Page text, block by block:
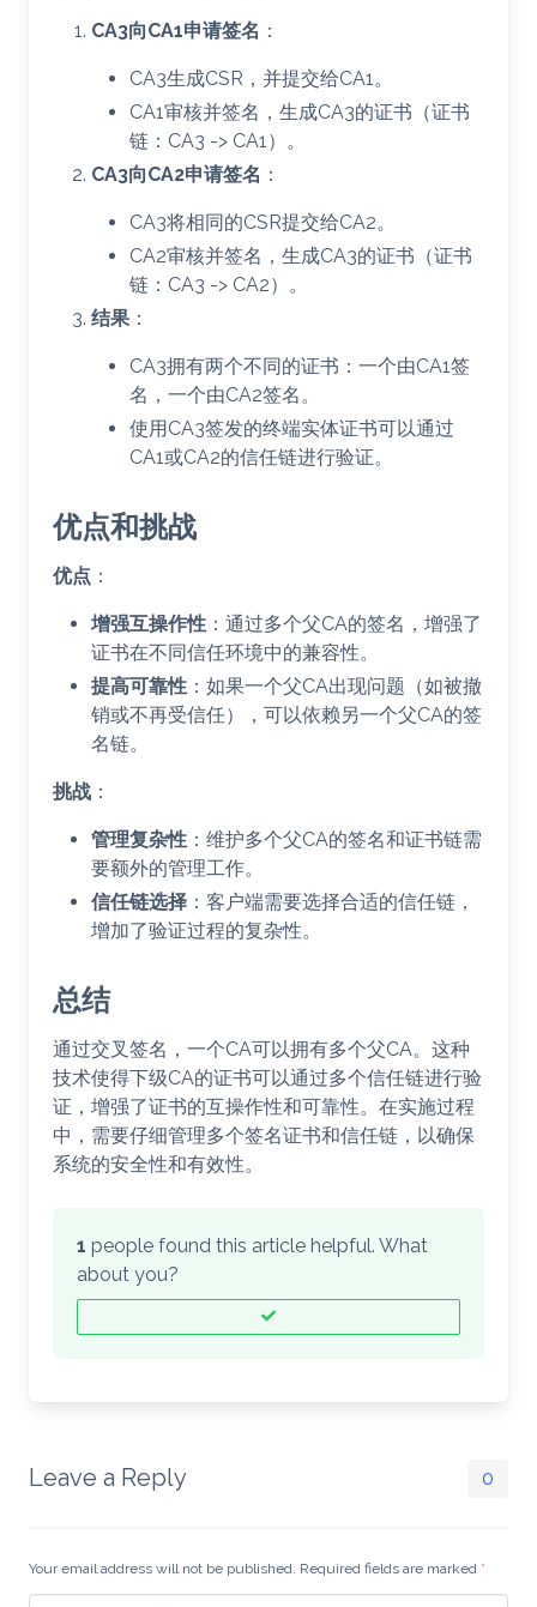
CA3向CA1申请签名 ：
CA3生成CSR，并提交给CA1。
CA1审核并签名，生成CA3的证书（证书
链：CA3 -> CA1）。
CA3向CA2申请签名 ：
CA3将相同的CSR提交给CA2。
CA2审核并签名，生成CA3的证书（证书
链：CA3 -> CA2）。
结果 ：
CA3拥有两个不同的证书：一个由CA1签
名，一个由CA2签名。
使用CA3签发的终端实体证书可以通过
CA1或CA2的信任链进行验证。
优点和挑战
优点 ：
增强互操作性 ：通过多个父CA的签名，增强了
证书在不同信任环境中的兼容性。
提高可靠性 ：如果一个父CA出现问题（如被撤
销或不再受信任），可以依赖另一个父CA的签
名链。
挑战 ：
管理复杂性 ：维护多个父CA的签名和证书链需
要额外的管理工作。
信任链选择 ：客户端需要选择合适的信任链，
增加了验证过程的复杂性。
总结
通过交叉签名，一个CA可以拥有多个父CA。这种
技术使得下级CA的证书可以通过多个信任链进行验
证，增强了证书的互操作性和可靠性。在实施过程
中，需要仔细管理多个签名证书和信任链，以确保
系统的安全性和有效性。
1 people found this article helpful. What
about you?
Leave a Reply 0
Your email address will not be published. Required fields are marked *